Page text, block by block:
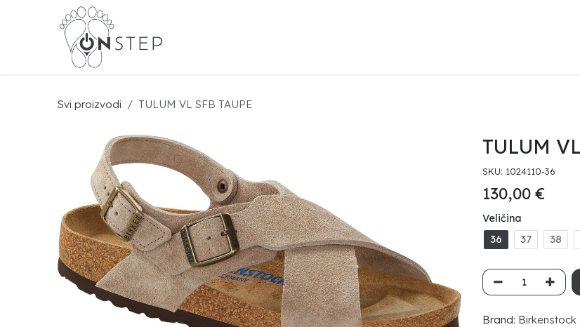
Preskoči na sadržaj
Svi proizvodi TULUM VL SFB TAUPE
TULUM
SKU: 1024110-36
130,00 €
Veličina
36 37 38
Brand: Birkenstock